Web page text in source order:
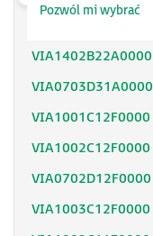
VIA1402B22A0000
VIA0703D31A0000
VIA1001C12F0000
VIA1002C12F0000
VIA0702D12F0000
VIA1003C12F0000
Pozwól mi wybrać